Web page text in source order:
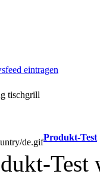
eintragen
tischgrill
Produkt-Test
Test